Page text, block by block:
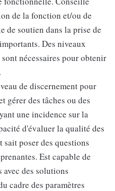
de la fonction et/ou de
de soutien dans la prise de
Des niveaux
nécessaires pour obtenir
de discernement pour
gérer des tâches ou des
une incidence sur la
d'évaluer la qualité des
poser des questions
Est capable de
avec des solutions
cadre des paramètres